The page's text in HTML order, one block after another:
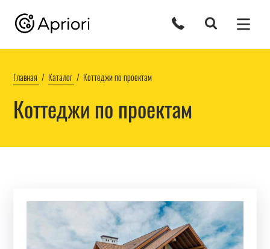
Главная Каталог Коттеджи по проектам
Коттеджи по проектам